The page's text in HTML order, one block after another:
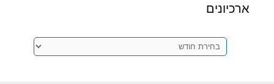
ארכיונים
ארכיונים